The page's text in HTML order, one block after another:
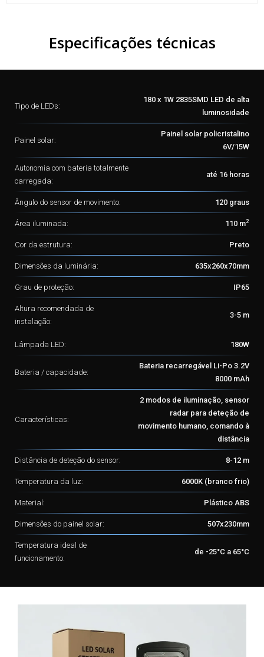
Especificações técnicas
Tipo de LEDs:
180 x 1W 2835SMD LED de alta
luminosidade
Painel solar:
Painel solar policristalino
6V/15W
Autonomia com bateria totalmente
carregada:
até 16 horas
Ângulo do sensor de movimento: 120 graus
Área iluminada: 110 m2
Cor da estrutura: Preto
Dimensões da luminária: 635x260x70mm
Grau de proteção: IP65
Altura recomendada de
instalação:
3-5 m
Lâmpada LED: 180W
Bateria / capacidade:
Bateria recarregável Li-Po 3.2V
8000 mAh
Características:
2 modos de iluminação, sensor
radar para deteção de
movimento humano, comando à
distância
Distância de deteção do sensor: 8-12 m
Temperatura da luz: 6000K (branco frio)
Material: Plástico ABS
Dimensões do painel solar: 507x230mm
Temperatura ideal de
funcionamento:
de -25°C a 65°C